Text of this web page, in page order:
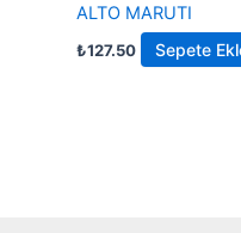
ALTO MARUTI
₺127.50 Sepete